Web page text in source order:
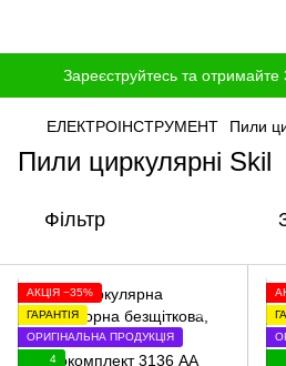
Зареєструйтесь та отримайте
ЕЛЕКТРОІНСТРУМЕНТ Пили
Пили циркулярні Skil
Фільтр
АКЦІЯ −35%
ГАРАНТІЯ
ОРИГІНАЛЬНА ПРОДУКЦІЯ
4